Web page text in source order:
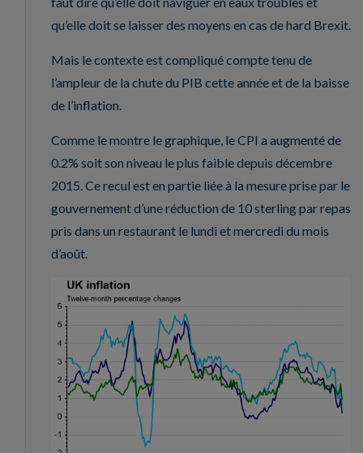
qu’elle doit se laisser des moyens en cas de hard Brexit.
Mais le contexte est compliqué compte tenu de
l’ampleur de la chute du PIB cette année et de la baisse
de l’inflation.
Comme le montre le graphique, le CPI a augmenté de
0.2% soit son niveau le plus faible depuis décembre
2015. Ce recul est en partie liée à la mesure prise par le
gouvernement d’une réduction de 10 sterling par repas
pris dans un restaurant le lundi et mercredi du mois
d’août.